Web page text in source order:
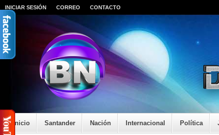
INICIAR SESIÓN CORREO CONTACTO
Inicio Santander Nación Internacional Política